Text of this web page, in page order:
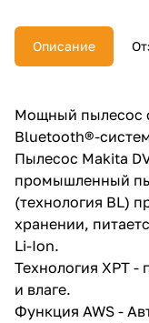
Описание
Мощный пылесос
Bluetooth®-
Пылесос Makita
промышленный
(технология BL)
хранении,
Li-Ion.
Технология XPT -
и влаге.
Функция AWS -